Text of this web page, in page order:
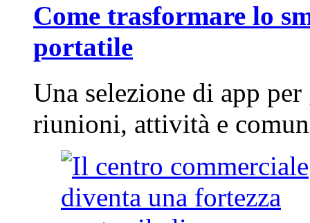
Come trasformare lo
portatile
Una selezione di app
riunioni, attività e